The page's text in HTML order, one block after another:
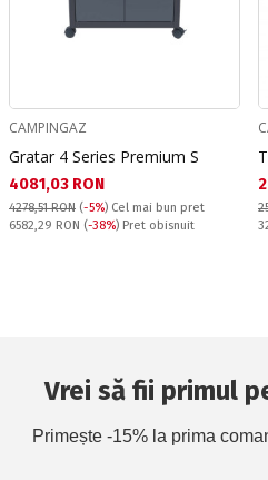
CAMPINGAZ
Gratar 4 Series Premium S
Текуща цена:
4081,03 RON
4278,51 RON (-5%) Cel mai bun pret
Pret obisnuit:
6582,29 RON (-38%) Pret obisnuit
Vrei să fii primul
Primește -15% la prima